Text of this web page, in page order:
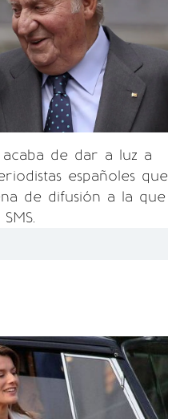
acaba de dar a luz a
españoles que
de difusión a la que